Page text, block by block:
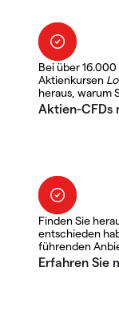
Bei über 16.000
Aktienkursen
heraus, warum
Finden Sie
entschieden
führenden